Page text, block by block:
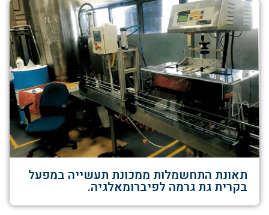
תאונת התחשמלות ממכונת תעשייה במפעל
בקרית גת גרמה לפיברומאלגיה.